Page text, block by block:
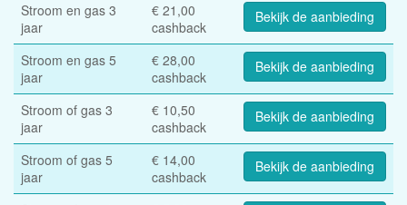
Stroom en gas 3
jaar
€ 21,00
cashback
Bekijk de aanbieding
Stroom en gas 5
jaar
€ 28,00
cashback
Bekijk de aanbieding
Stroom of gas 3
jaar
€ 10,50
cashback
Bekijk de aanbieding
Stroom of gas 5
jaar
€ 14,00
cashback
Bekijk de aanbieding